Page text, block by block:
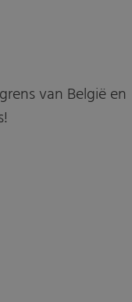
van België en